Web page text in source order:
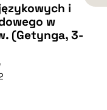
i
w
(Getynga, 3-